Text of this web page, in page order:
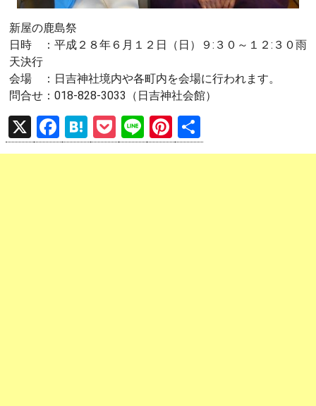
新屋の鹿島祭
日時 ：平成２８年６月１２日（日）９:３０～１２:３０雨
天決行
会場 ：日吉神社境内や各町内を会場に行われます。
問合せ：018-828-3033（日吉神社会館）
X
F
a
H
at
P
o
Li
n
Pi
nt 有